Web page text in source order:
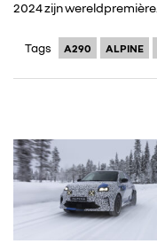
DACIA
ALLIANCE
FOTO’S & VIDEO’S
IN DE MEDIA
2024 zijn wereldpremière.
Tags A290 ALPINE